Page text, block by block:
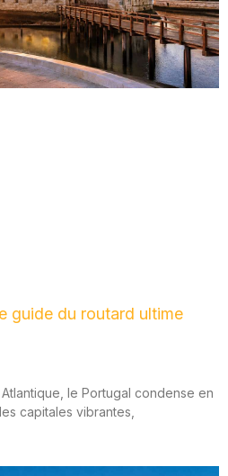
guide du routard ultime
le Portugal condense en
capitales vibrantes,